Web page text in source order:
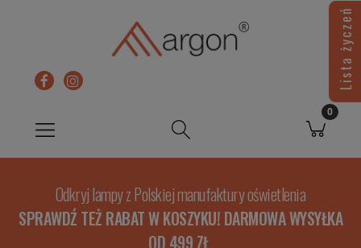
Odkryj lampy z Polskiej manufaktury oświetlenia
SPRAWDŹ TEŻ RABAT W KOSZYKU! DARMOWA WYSYŁKA
OD 499 ZŁ
Lista życzeń